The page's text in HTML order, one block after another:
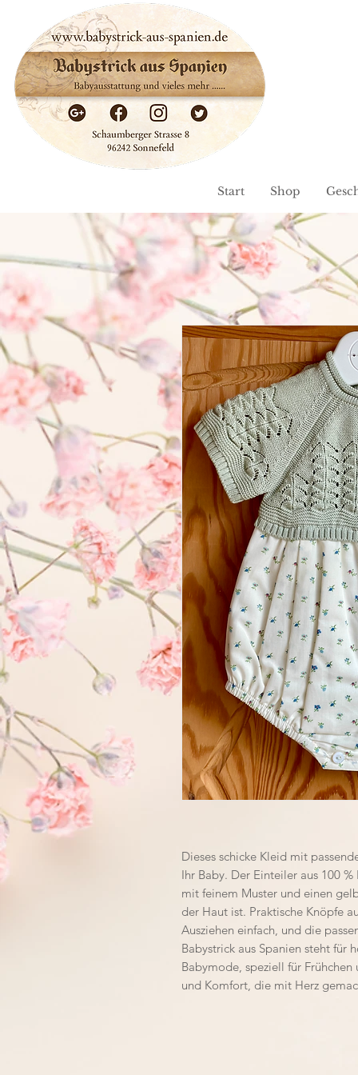
Start Shop
Dieses schicke Kleid mit
Ihr Baby. Der Einteiler aus 100
mit feinem Muster und einen
der Haut ist. Praktische Knöpfe
Ausziehen einfach, und die
Babystrick aus Spanien steht
Babymode, speziell für
und Komfort, die mit Herz